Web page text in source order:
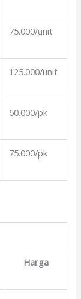
75.000/unit
125.000/unit
60.000/pk
75.000/pk
Harga